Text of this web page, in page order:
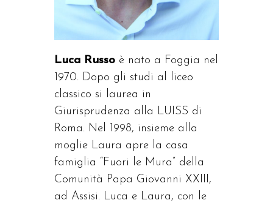
Luca Russo è nato a Foggia nel
1970. Dopo gli studi al liceo
classico si laurea in
Giurisprudenza alla LUISS di
Roma. Nel 1998, insieme alla
moglie Laura apre la casa
famiglia “Fuori le Mura” della
Comunità Papa Giovanni XXIII,
ad Assisi. Luca e Laura, con le